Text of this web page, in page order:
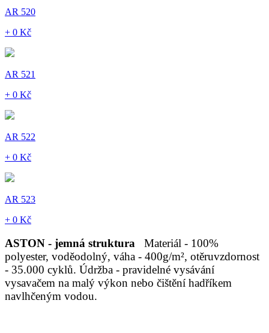
AR 520
+ 0 Kč
AR 521
+ 0 Kč
AR 522
+ 0 Kč
AR 523
+ 0 Kč
ASTON - jemná struktura
Materiál - 100%
polyester, voděodolný, váha - 400g/m², otěruvzdornost
- 35.000 cyklů. Údržba - pravidelné vysávání
vysavačem na malý výkon nebo čištění hadříkem
navlhčeným vodou.